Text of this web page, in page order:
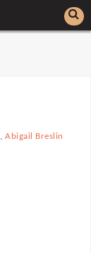
,Abigail Breslin